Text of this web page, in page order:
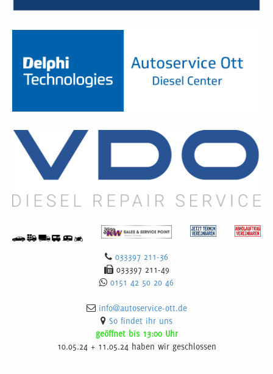
033397 211-36
033397 211-49
0151 42 50 20 46
info@autoservice-ott.de
So findet ihr uns
geöffnet bis 13:00 Uhr
10.05.24 + 11.05.24 haben wir geschlossen